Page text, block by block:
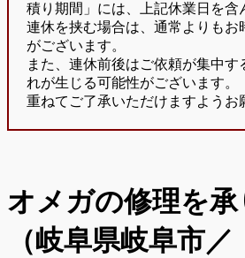
積り期間」には、上記休業日を含
連休を挟む場合は、通常よりもお
がございます。
また、連休前後はご依頼が集中す
れが生じる可能性がございます。
重ねてご了承いただけますようお
オメガの修理を承
（岐阜県岐阜市／